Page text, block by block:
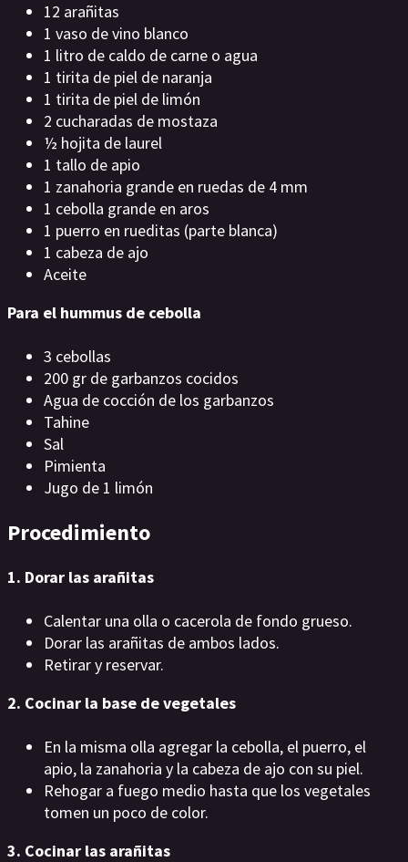
12 arañitas
1 vaso de vino blanco
1 litro de caldo de carne o agua
1 tirita de piel de naranja
1 tirita de piel de limón
2 cucharadas de mostaza
½ hojita de laurel
1 tallo de apio
1 zanahoria grande en ruedas de 4 mm
1 cebolla grande en aros
1 puerro en rueditas (parte blanca)
1 cabeza de ajo
Aceite
Para el hummus de cebolla
3 cebollas
200 gr de garbanzos cocidos
Agua de cocción de los garbanzos
Tahine
Sal
Pimienta
Jugo de 1 limón
Procedimiento
1. Dorar las arañitas
Calentar una olla o cacerola de fondo grueso.
Dorar las arañitas de ambos lados.
Retirar y reservar.
2. Cocinar la base de vegetales
En la misma olla agregar la cebolla, el puerro, el
apio, la zanahoria y la cabeza de ajo con su piel.
Rehogar a fuego medio hasta que los vegetales
tomen un poco de color.
3. Cocinar las arañitas